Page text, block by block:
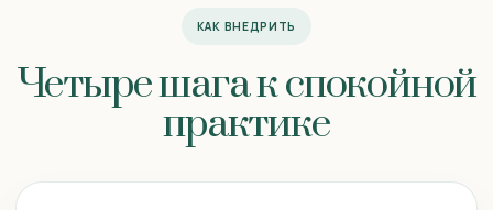
КАК ВНЕДРИТЬ
Четыре шага к спокойной
практике